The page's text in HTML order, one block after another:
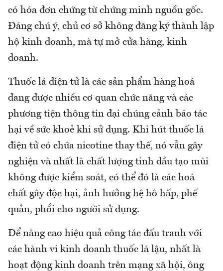
có hóa đơn chứng từ chứng minh nguồn gốc.
Đáng chú ý, chủ cơ sở không đăng ký thành lập
hộ kinh doanh, mà tự mở cửa hàng, kinh
doanh.
Thuốc lá điện tử là các sản phẩm hàng hoá
đang được nhiều cơ quan chức năng và các
phương tiện thông tin đại chúng cảnh báo tác
hại về sức khoẻ khi sử dụng. Khi hút thuốc lá
điện tử có chứa nicotine thay thế, nó vẫn gây
nghiện và nhất là chất lượng tinh dầu tạo mùi
không được kiểm soát, có thể đó là các hoá
chất gây độc hại, ảnh hưởng hệ hô hấp, phế
quản, phổi cho người sử dụng.
Để nâng cao hiệu quả công tác đấu tranh với
các hành vi kinh doanh thuốc lá lậu, nhất là
hoạt động kinh doanh trên mạng xã hội, ông